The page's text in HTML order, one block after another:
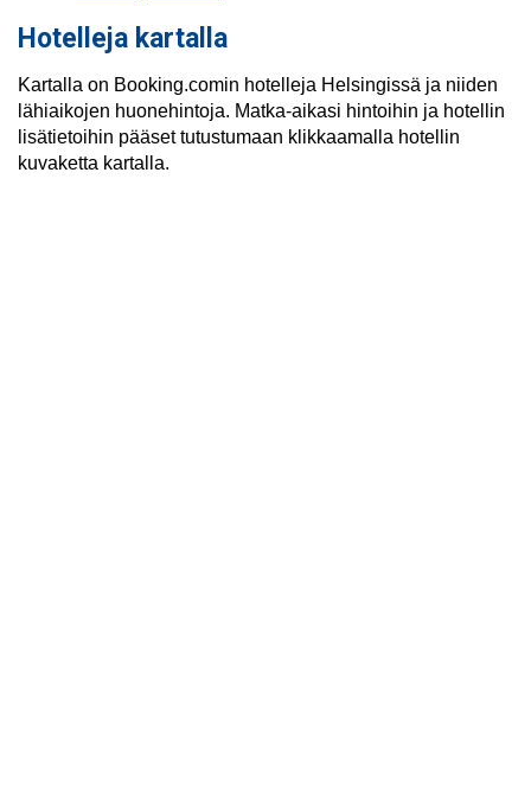
Hotelleja kartalla
Kartalla on Booking.comin hotelleja Helsingissä ja niiden
lähiaikojen huonehintoja. Matka-aikasi hintoihin ja hotellin
lisätietoihin pääset tutustumaan klikkaamalla hotellin
kuvaketta kartalla.